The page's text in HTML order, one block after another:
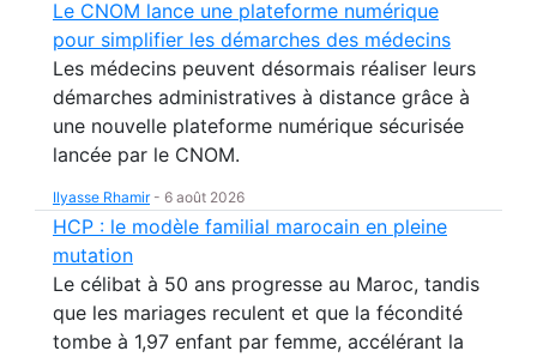
Le CNOM lance une plateforme numérique
pour simplifier les démarches des médecins
Les médecins peuvent désormais réaliser leurs
démarches administratives à distance grâce à
une nouvelle plateforme numérique sécurisée
lancée par le CNOM.
Ilyasse Rhamir- 6 août 2026
HCP : le modèle familial marocain en pleine
mutation
Le célibat à 50 ans progresse au Maroc, tandis
que les mariages reculent et que la fécondité
tombe à 1,97 enfant par femme, accélérant la